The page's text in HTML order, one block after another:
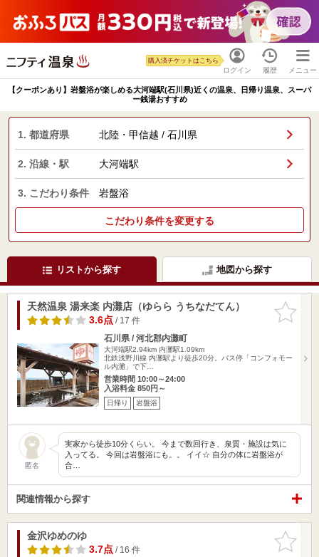
ログイン
購入済チケットはこちら
履歴 メニュー
【クーポンあり】岩盤浴が楽しめる大河端駅(石川県)近くの温泉、日帰り温泉、スーパ
ー銭湯おすすめ
1. 都道府県 北陸・甲信越 / 石川県
2. 沿線・駅 大河端駅
3. こだわり条件 岩盤浴
こだわり条件を変更する
リストから探す 地図から探す
お気に入
りに追加
天然温泉 湯来楽 内灘店（ゆらら うちなだてん）
3.6点/ 17 件
石川県 / 河北郡内灘町
大河端駅2.94km 内灘駅1.09km
北鉄浅野川線 内灘駅より徒歩20分。バス停「コンフォモー
ル内灘」で下…
営業時間 10:00～24:00
入浴料金 850円～
日帰り 岩盤浴
匿名
実家から徒歩10分くらい。 今まで数回行き、泉質・施設は気に
入ってる。 今回は岩盤浴にも。。 イイ☆ 自分の体に岩盤浴が
合…
関連情報から探す
お気に入
りに追加
金沢ゆめのゆ
3.7点/ 16 件